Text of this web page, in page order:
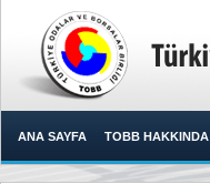
ANA SAYFA TOBB HAKKINDA